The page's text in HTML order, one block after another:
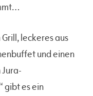
leckeres aus
und einen
gibt es ein